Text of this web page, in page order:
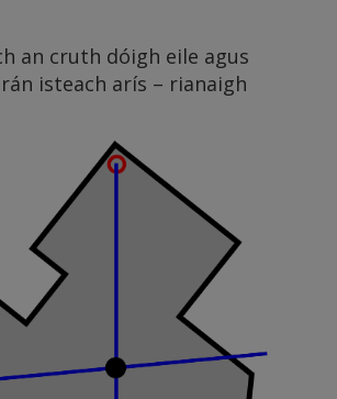
an cruth dóigh eile agus
isteach arís – rianaigh